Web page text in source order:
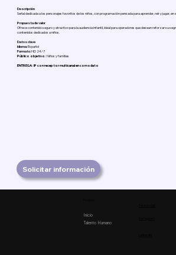
Descripción
Señal dedicada a los personajes favoritos de los niños, con programación pensada para aprender, reír y jugar, en
Propuesta de valor
Ofrece contenido seguro y atractivo para la audiencia infantil, ideal para operadores que desean reforzar su
contenidos dedicados a niños.
Datos clave
Idioma:Español
Formato:HD 24/7
Público objetivo: Niños y familias
ENTREGA: IP con receptor multicanal en comodato
Solicitar información
Inicio
Talento Humano